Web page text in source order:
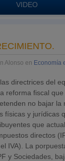
VIDEO
Alonso en Economía
directrices del
reforma fiscal
no bajar la
físicas y jurídicas
que
directos
IVA). La
y Sociedades,